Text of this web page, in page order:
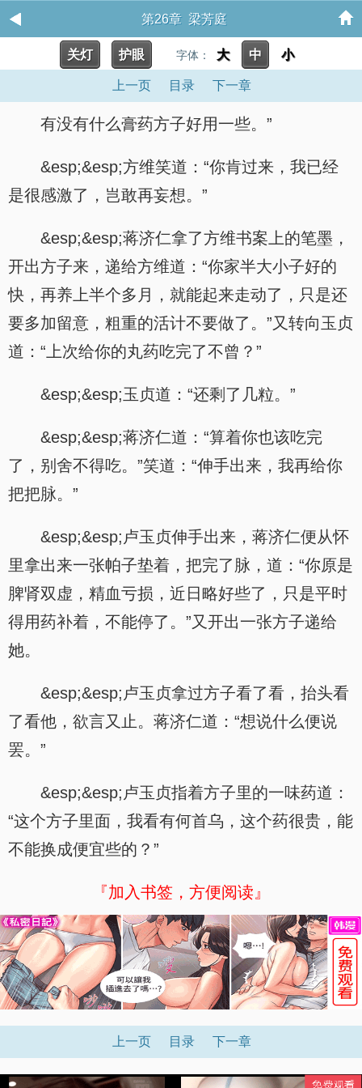
第26章 梁芳庭
关灯 护眼 字体： 大 中 小
上一页 目录 下一章
有没有什么膏药方子好用一些。”
&esp;&esp;方维笑道：“你肯过来，我已经
是很感激了，岂敢再妄想。”
&esp;&esp;蒋济仁拿了方维书案上的笔墨，
开出方子来，递给方维道：“你家半大小子好的
快，再养上半个多月，就能起来走动了，只是还
要多加留意，粗重的活计不要做了。”又转向玉贞
道：“上次给你的丸药吃完了不曾？”
&esp;&esp;玉贞道：“还剩了几粒。”
&esp;&esp;蒋济仁道：“算着你也该吃完
了，别舍不得吃。”笑道：“伸手出来，我再给你
把把脉。”
&esp;&esp;卢玉贞伸手出来，蒋济仁便从怀
里拿出来一张帕子垫着，把完了脉，道：“你原是
脾肾双虚，精血亏损，近日略好些了，只是平时
得用药补着，不能停了。”又开出一张方子递给
她。
&esp;&esp;卢玉贞拿过方子看了看，抬头看
了看他，欲言又止。蒋济仁道：“想说什么便说
罢。”
&esp;&esp;卢玉贞指着方子里的一味药道：
“这个方子里面，我看有何首乌，这个药很贵，能
不能换成便宜些的？”
『加入书签，方便阅读』
上一页 目录 下一章